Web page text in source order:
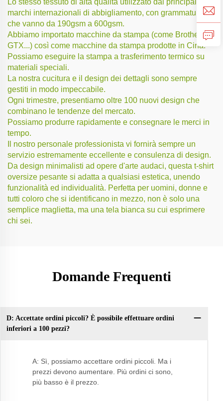
marchi internazionali di abbigliamento, con grammature
che vanno da 190gsm a 600gsm.
Abbiamo importato macchine da stampa (come Brother
GTX...) così come macchine da stampa prodotte in Cina.
Possiamo eseguire la stampa a trasferimento termico su
materiali speciali.
La nostra cucitura e il design dei dettagli sono sempre
gestiti in modo impeccabile.
Ogni trimestre, presentiamo oltre 100 nuovi design che
combinano le tendenze del mercato.
Possiamo produrre rapidamente e consegnare le merci in
tempo.
Il nostro personale professionista vi fornirà sempre un
servizio estremamente eccellente e consulenza di design.
Da design minimalisti ad opere d'arte audaci, questa t-shirt
oversize pesante si adatta a qualsiasi estetica, unendo
funzionalità ed individualità. Perfetta per uomini, donne e
tutti coloro che si identificano in mezzo, non è solo una
semplice maglietta, ma una tela bianca su cui esprimere
chi sei.
Domande Frequenti
D: Accettate ordini piccoli? È possibile effettuare ordini
inferiori a 100 pezzi?
A: Sì, possiamo accettare ordini piccoli. Ma i
prezzi devono aumentare. Più ordini ci sono,
più basso è il prezzo.